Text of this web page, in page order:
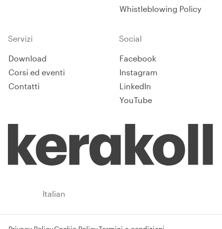
Whistleblowing Policy
Servizi
Download
Corsi ed eventi
Contatti
Social
Facebook
Instagram
LinkedIn
YouTube
Italian